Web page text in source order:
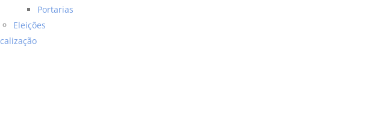
Portarias
Eleições